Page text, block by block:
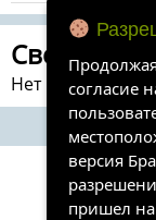
Свежие
Нет
согласие
версия
пришел на